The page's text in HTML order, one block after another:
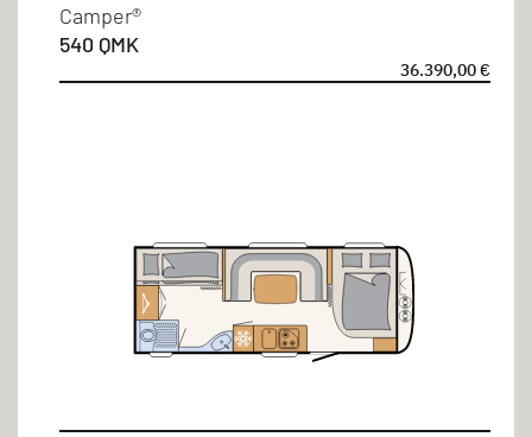
Camper®
540 QMK
36.390,00 €